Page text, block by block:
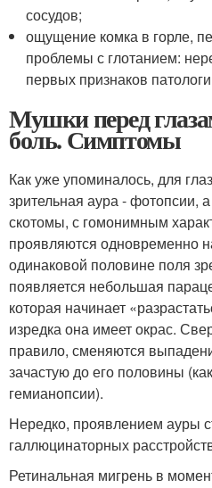
сосудов;
ощущение комка в горле,
проблемы с глотанием:
первых признаков
Мушки перед
боль. Симптомы
Как уже упоминалось, для
зрительная аура - фотопсии,
скотомы, с гомонимным
проявляются одновременно
одинаковой половине поля
появляется небольшая
которая начинает
изредка она имеет окрас.
правило, сменяются
зачастую до его половины
гемианопсии).
Нередко, проявлением ауры
галлюцинаторных
Ретинальная мигрень в